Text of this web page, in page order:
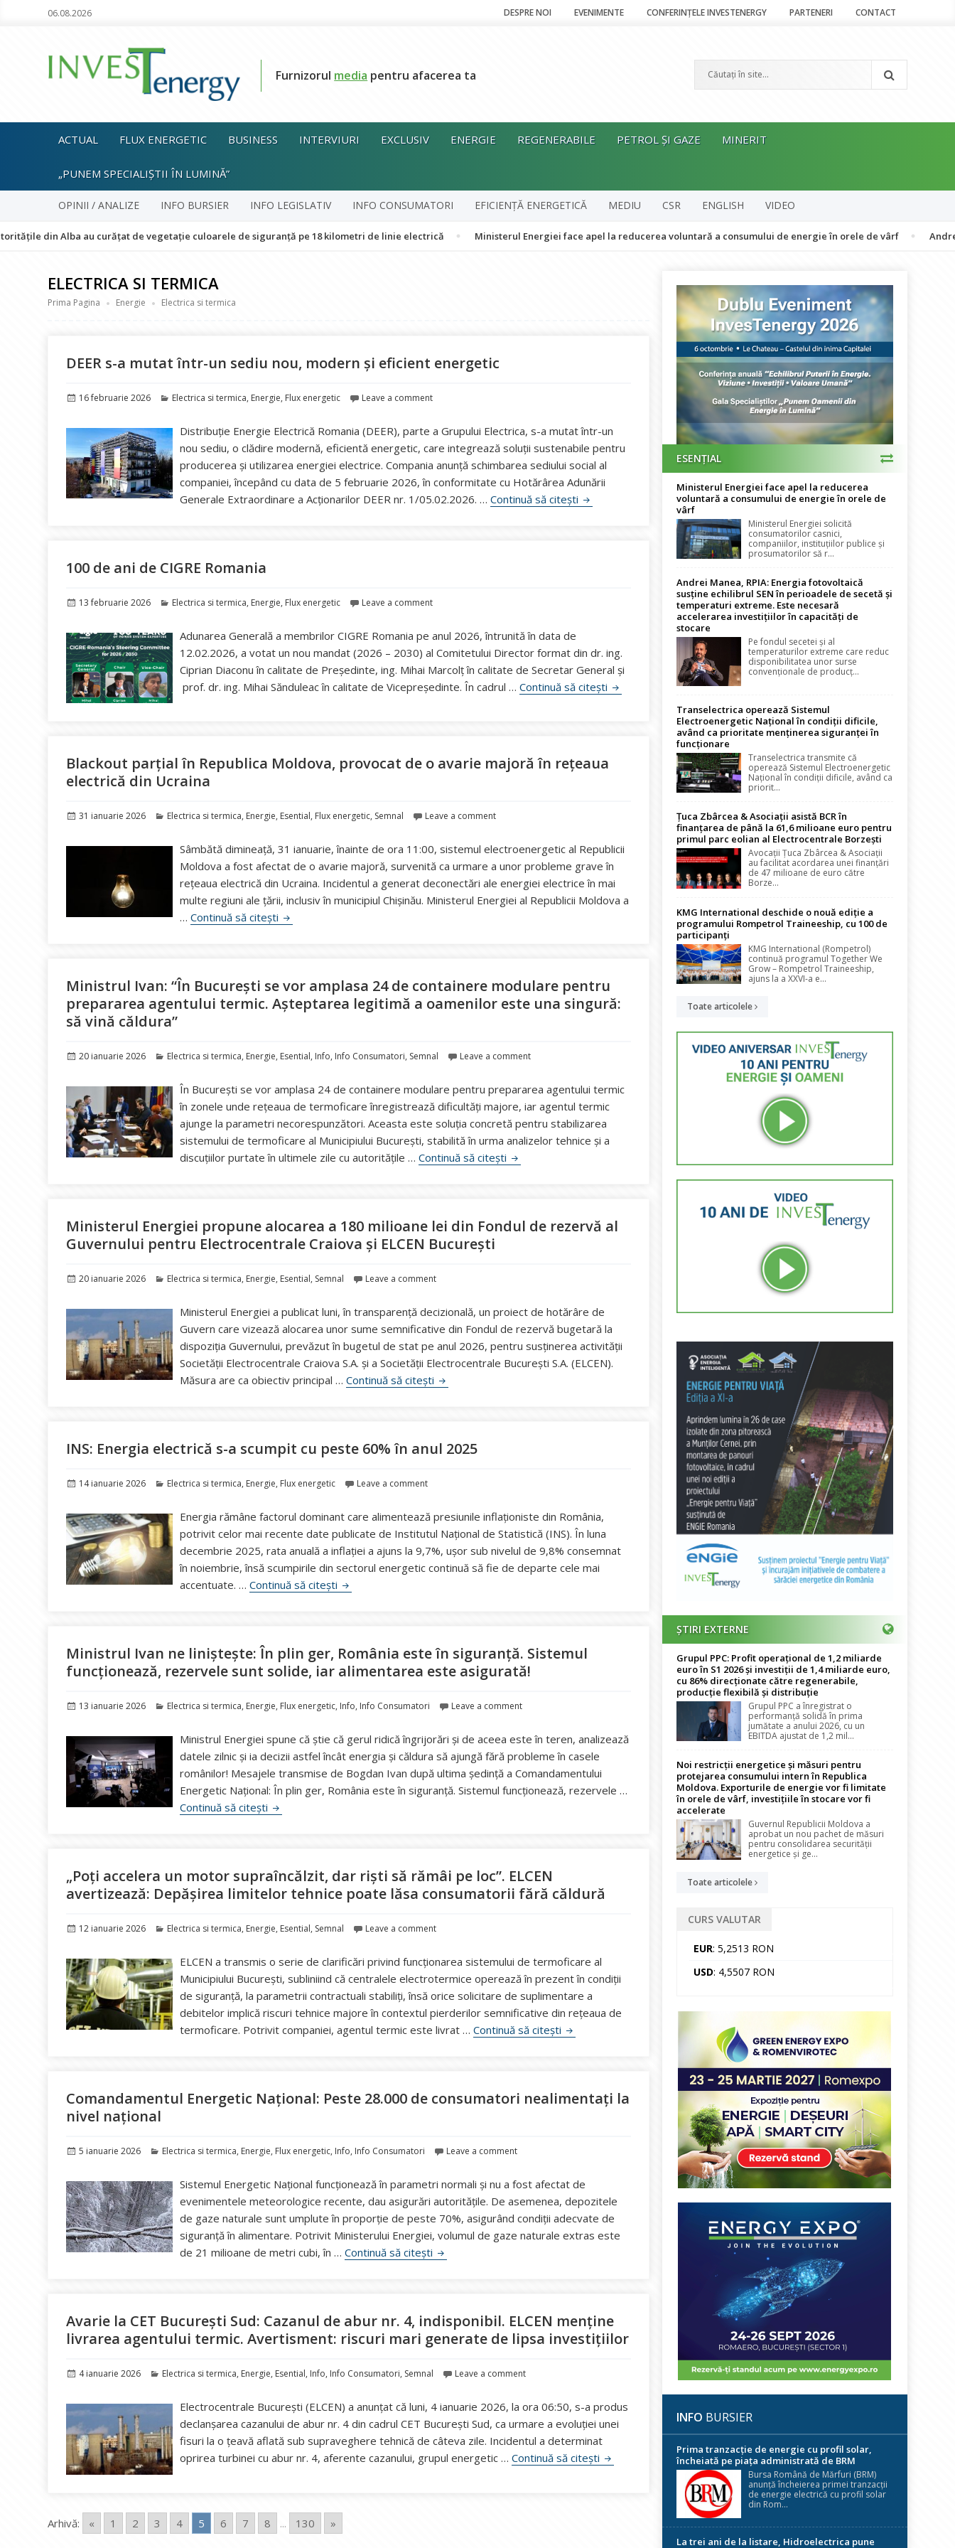
06.08.2026 DESPRE NOI EVENIMENTE CONFERINȚELE INVESTENERGY PARTENERI CONTACT
Furnizorul media pentru afacerea ta
ACTUAL FLUX ENERGETIC BUSINESS INTERVIURI EXCLUSIV ENERGIE REGENERABILE PETROL ȘI GAZE MINERIT
„PUNEM SPECIALIȘTII ÎN LUMINĂ”
OPINII / ANALIZE INFO BURSIER INFO LEGISLATIV INFO CONSUMATORI EFICIENȚĂ ENERGETICĂ MEDIU CSR ENGLISH VIDEO
Alba au curățat de vegetație culoarele de siguranță pe 18 kilometri de linie electrică Ministerul Energiei face apel la reducerea voluntară a consumului de energie în orele de vârf Andrei Manea,
ELECTRICA SI TERMICA
Prima Pagina Energie Electrica si termica
DEER s-a mutat într-un sediu nou, modern și eficient energetic
Publicat
16 februarie 2026 Categorii
Electrica si termica, Energie, Flux energetic Leave a comment
Distribuție Energie Electrică Romania (DEER), parte a Grupului Electrica, s-a mutat într-un
nou sediu, o clădire modernă, eficientă energetic, care integrează soluții sustenabile pentru
producerea și utilizarea energiei electrice. Compania anunță schimbarea sediului social al
companiei, începând cu data de 5 februarie 2026, în conformitate cu Hotărârea Adunării
Generale Extraordinare a Acționarilor DEER nr. 1/05.02.2026. …Continuă să citești DEER s-a mutat într-un sediu nou, modern și eficient energetic
100 de ani de CIGRE Romania
Publicat
13 februarie 2026 Categorii
Electrica si termica, Energie, Flux energetic Leave a comment
Adunarea Generală a membrilor CIGRE Romania pe anul 2026, întrunită în data de
12.02.2026, a votat un nou mandat (2026 – 2030) al Comitetului Director format din dr. ing.
Ciprian Diaconu în calitate de Președinte, ing. Mihai Marcolț în calitate de Secretar General și
prof. dr. ing. Mihai Sănduleac în calitate de Vicepreședinte. În cadrul …Continuă să citești 100 de ani de CIGRE Romania
Blackout parțial în Republica Moldova, provocat de o avarie majoră în rețeaua
electrică din Ucraina
Publicat
31 ianuarie 2026 Categorii
Electrica si termica, Energie, Esential, Flux energetic, Semnal Leave a comment
Sâmbătă dimineață, 31 ianuarie, înainte de ora 11:00, sistemul electroenergetic al Republicii
Moldova a fost afectat de o avarie majoră, survenită ca urmare a unor probleme grave în
rețeaua electrică din Ucraina. Incidentul a generat deconectări ale energiei electrice în mai
multe regiuni ale țării, inclusiv în municipiul Chișinău. Ministerul Energiei al Republicii Moldova a
…Continuă să citești Blackout parțial în Republica Moldova, provocat de o avarie majoră în rețeaua electrică din Ucraina
Ministrul Ivan: “În București se vor amplasa 24 de containere modulare pentru
prepararea agentului termic. Așteptarea legitimă a oamenilor este una singură:
să vină căldura”
Publicat
20 ianuarie 2026 Categorii
Electrica si termica, Energie, Esential, Info, Info Consumatori, Semnal Leave a comment
În București se vor amplasa 24 de containere modulare pentru prepararea agentului termic
în zonele unde rețeaua de termoficare înregistrează dificultăți majore, iar agentul termic
ajunge la parametri necorespunzători. Aceasta este soluția concretă pentru stabilizarea
sistemului de termoficare al Municipiului București, stabilită în urma analizelor tehnice și a
discuțiilor purtate în ultimele zile cu autoritățile …Continuă să citești Ministrul Ivan: “În București se vor amplasa 24 de containere modulare pentru
Ministerul Energiei propune alocarea a 180 milioane lei din Fondul de rezervă al
Guvernului pentru Electrocentrale Craiova și ELCEN București
Publicat
20 ianuarie 2026 Categorii
Electrica si termica, Energie, Esential, Semnal Leave a comment
Ministerul Energiei a publicat luni, în transparență decizională, un proiect de hotărâre de
Guvern care vizează alocarea unor sume semnificative din Fondul de rezervă bugetară la
dispoziția Guvernului, prevăzut în bugetul de stat pe anul 2026, pentru susținerea activității
Societății Electrocentrale Craiova S.A. și a Societății Electrocentrale București S.A. (ELCEN).
Măsura are ca obiectiv principal …Continuă să citești Ministerul Energiei propune alocarea a 180 milioane lei din Fondul de rezervă al Guvernului pentru
INS: Energia electrică s-a scumpit cu peste 60% în anul 2025
Publicat
14 ianuarie 2026 Categorii
Electrica si termica, Energie, Flux energetic Leave a comment
Energia rămâne factorul dominant care alimentează presiunile inflaționiste din România,
potrivit celor mai recente date publicate de Institutul Național de Statistică (INS). În luna
decembrie 2025, rata anuală a inflației a ajuns la 9,7%, ușor sub nivelul de 9,8% consemnat
în noiembrie, însă scumpirile din sectorul energetic continuă să fie de departe cele mai
accentuate. …Continuă să citești INS: Energia electrică s-a scumpit cu peste 60% în anul 2025
Ministrul Ivan ne liniștește: În plin ger, România este în siguranță. Sistemul
funcționează, rezervele sunt solide, iar alimentarea este asigurată!
Publicat
13 ianuarie 2026 Categorii
Electrica si termica, Energie, Flux energetic, Info, Info Consumatori Leave a comment
Ministrul Energiei spune că știe că gerul ridică îngrijorări și de aceea este în teren, analizează
datele zilnic și ia decizii astfel încât energia și căldura să ajungă fără probleme în casele
românilor! Mesajele transmise de Bogdan Ivan după ultima ședință a Comandamentului
Energetic Național: În plin ger, România este în siguranță. Sistemul funcționează, rezervele …
Continuă să citești Ministrul Ivan ne liniștește: În plin ger, România este în siguranță. Sistemul funcționează, rezervele sunt solide, iar alimentarea este asigurată!
„Poți accelera un motor supraîncălzit, dar riști să rămâi pe loc”. ELCEN
avertizează: Depășirea limitelor tehnice poate lăsa consumatorii fără căldură
Publicat
12 ianuarie 2026 Categorii
Electrica si termica, Energie, Esential, Semnal Leave a comment
ELCEN a transmis o serie de clarificări privind funcționarea sistemului de termoficare al
Municipiului București, subliniind că centralele electrotermice operează în prezent în condiții
de siguranță, la parametrii contractuali stabiliți, însă orice solicitare de suplimentare a
debitelor implică riscuri tehnice majore în contextul pierderilor semnificative din rețeaua de
termoficare. Potrivit companiei, agentul termic este livrat …Continuă să citești „Poți accelera un motor supraîncălzit, dar riști să rămâi pe loc”. ELCEN
Comandamentul Energetic Național: Peste 28.000 de consumatori nealimentați la
nivel național
Publicat
5 ianuarie 2026 Categorii
Electrica si termica, Energie, Flux energetic, Info, Info Consumatori Leave a comment
Sistemul Energetic Național funcționează în parametri normali și nu a fost afectat de
evenimentele meteorologice recente, dau asigurări autoritățile. De asemenea, depozitele
de gaze naturale sunt umplute în proporție de peste 70%, asigurând condiții adecvate de
siguranță în alimentare. Potrivit Ministerului Energiei, volumul de gaze naturale extras este
de 21 milioane de metri cubi, în …Continuă să citești Comandamentul Energetic Național: Peste 28.000 de consumatori nealimentați la nivel național
Avarie la CET București Sud: Cazanul de abur nr. 4, indisponibil. ELCEN menține
livrarea agentului termic. Avertisment: riscuri mari generate de lipsa investițiilor
Publicat
4 ianuarie 2026 Categorii
Electrica si termica, Energie, Esential, Info, Info Consumatori, Semnal Leave a comment
Electrocentrale București (ELCEN) a anunțat că luni, 4 ianuarie 2026, la ora 06:50, s-a produs
declanșarea cazanului de abur nr. 4 din cadrul CET București Sud, ca urmare a evoluției unei
fisuri la o țeavă aflată sub supraveghere tehnică de câteva zile. Incidentul a determinat
oprirea turbinei cu abur nr. 4, aferente cazanului, grupul energetic …Continuă să citești Avarie la CET București Sud: Cazanul de abur nr. 4, indisponibil.
Arhivă: « 1 2 3 4 5 6 7 8 ... 130 »
ESENȚIAL
Ministerul Energiei face apel la reducerea
voluntară a consumului de energie în orele de
vârf
Ministerul Energiei solicită
consumatorilor casnici,
companiilor, instituțiilor publice și
prosumatorilor să r...
Andrei Manea, RPIA: Energia fotovoltaică
susține echilibrul SEN în perioadele de secetă și
temperaturi extreme. Este necesară
accelerarea investițiilor în capacități de
stocare
Pe fondul secetei și al
temperaturilor extreme care reduc
disponibilitatea unor surse
convenționale de producț...
Transelectrica operează Sistemul
Electroenergetic Național în condiții dificile,
având ca prioritate menținerea siguranței în
funcționare
Transelectrica transmite că
operează Sistemul Electroenergetic
Național în condiții dificile, având ca
priorit...
Țuca Zbârcea & Asociații asistă BCR în
finanțarea de până la 61,6 milioane euro pentru
primul parc eolian al Electrocentrale Borzești
Avocații Țuca Zbârcea & Asociații
au facilitat acordarea unei finanțări
de 47 milioane de euro către
Borze...
KMG International deschide o nouă ediție a
programului Rompetrol Traineeship, cu 100 de
participanți
KMG International (Rompetrol)
continuă programul Together We
Grow – Rompetrol Traineeship,
ajuns la a XXVI-a e...
Toate articolele
ȘTIRI EXTERNE
Grupul PPC: Profit operațional de 1,2 miliarde
euro în S1 2026 și investiții de 1,4 miliarde euro,
cu 86% direcționate către regenerabile,
producție flexibilă și distribuție
Grupul PPC a înregistrat o
performanță solidă în prima
jumătate a anului 2026, cu un
EBITDA ajustat de 1,2 mil...
Noi restricții energetice și măsuri pentru
protejarea consumului intern în Republica
Moldova. Exporturile de energie vor fi limitate
în orele de vârf, investițiile în stocare vor fi
accelerate
Guvernul Republicii Moldova a
aprobat un nou pachet de măsuri
pentru consolidarea securității
energetice și ge...
Toate articolele
CURS VALUTAR
EUR: 5,2513 RON
USD: 4,5507 RON
INFO BURSIER
Prima tranzacție de energie cu profil solar,
încheiată pe piața administrată de BRM
Bursa Română de Mărfuri (BRM)
anunță încheierea primei tranzacții
de energie electrică cu profil solar
din Rom...
La trei ani de la listare, Hidroelectrica pune